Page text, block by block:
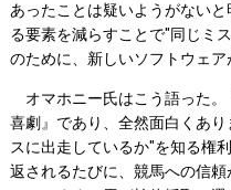
あったことは疑いようがない
る要素を減らすことで"同じミ
のために、新しいソフトウェア
オマホニー氏はこう語った。
喜劇』であり、全然面白くあ
スに出走しているか"を知る権
返されるたびに、競馬への信